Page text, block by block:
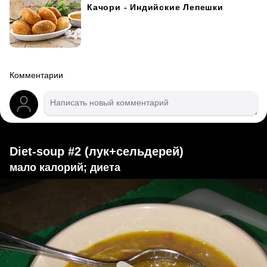
Качори - Индийские Лепешки
Комментарии
Diet-soup #2 (лук+сельдерей)
мало калорий; диета